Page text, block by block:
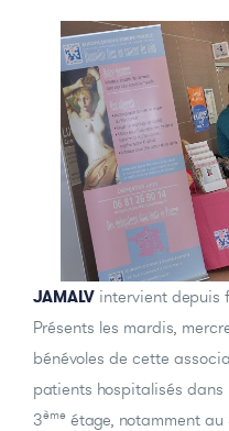
JAMALV intervient depuis
Présents les mardis,
bénévoles de cette
patients hospitalisés
3ème étage, notamment